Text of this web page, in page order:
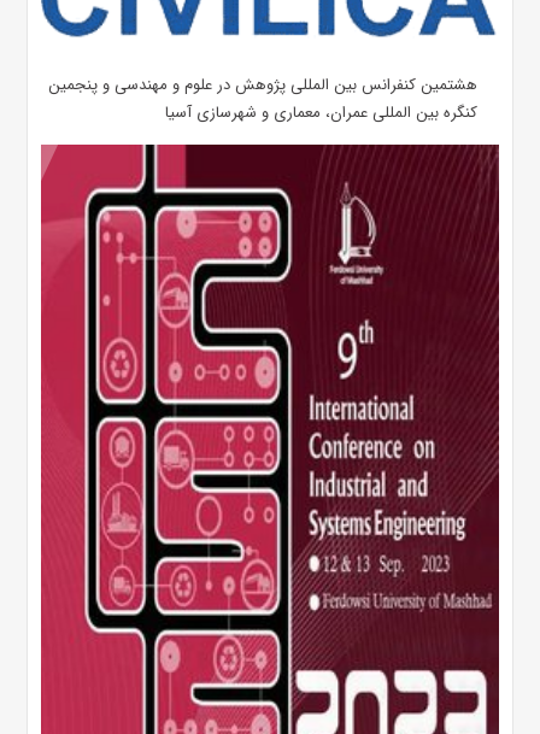
هشتمین کنفرانس بین المللی پژوهش در علوم و مهندسی و پنجمین
کنگره بین المللی عمران، معماری و شهرسازی آسیا